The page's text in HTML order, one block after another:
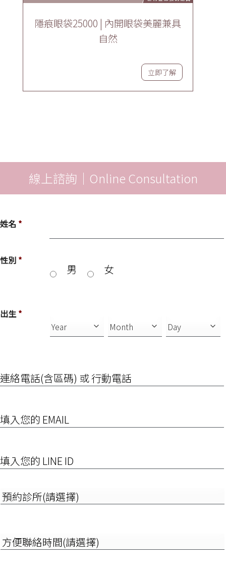
隱痕眼袋25000 | 內開眼袋美麗兼具
自然
立即了解
線上諮詢｜Online Consultation
姓名 *
性別 *
男 女
出生 *
絡
電
區
碼)
動
電
入
您
ID
約
選
擇)
方
便